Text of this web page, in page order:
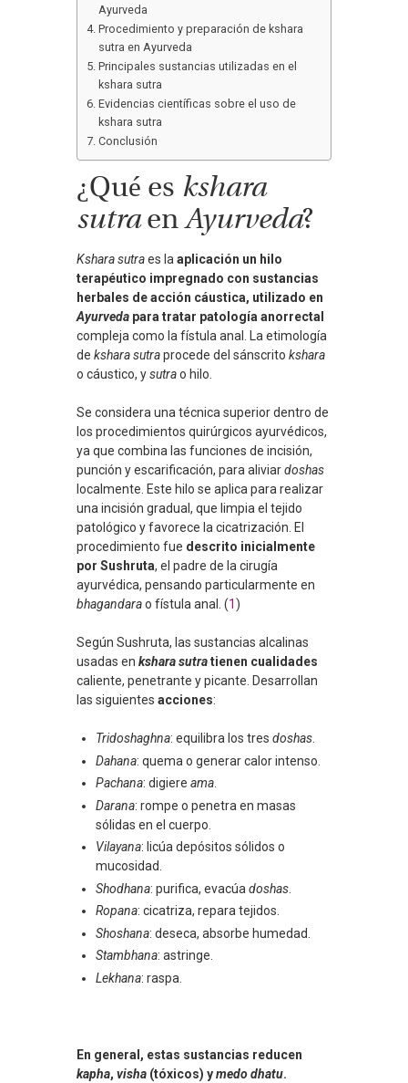
Ayurveda
Procedimiento y preparación de kshara
sutra en Ayurveda
Principales sustancias utilizadas en el
kshara sutra
Evidencias científicas sobre el uso de
kshara sutra
Conclusión
¿Qué es kshara
sutraenAyurveda?
Kshara sutraes laaplicación un hilo
terapéutico impregnado con sustancias
herbales de acción cáustica, utilizado en
Ayurveda para tratar patología anorrectal
compleja como la fístula anal. La etimología
de kshara sutraprocede del sánscrito kshara
o cáustico, ysutrao hilo.
Se considera una técnica superior dentro de
los procedimientos quirúrgicos ayurvédicos,
ya que combina las funciones de incisión,
punción y escarificación, para aliviardoshas
localmente. Este hilo se aplica para realizar
una incisión gradual, que limpia el tejido
patológico y favorece la cicatrización. El
procedimiento fue descrito inicialmente
por Sushruta, el padre de la cirugía
ayurvédica, pensando particularmente en
bhagandarao fístula anal. (1)
Según Sushruta, las sustancias alcalinas
usadas en kshara sutratienen cualidades
caliente, penetrante y picante. Desarrollan
las siguientes acciones:
Tridoshaghna: equilibra los tres doshas.
Dahana: quema o generar calor intenso.
Pachana: digiere ama.
Darana: rompe o penetra en masas
sólidas en el cuerpo.
Vilayana: licúa depósitos sólidos o
mucosidad.
Shodhana: purifica, evacúa doshas
Ropana: cicatriza, repara tejidos.
Shoshana: deseca, absorbe humedad.
Stambhana: astringe.
Lekhana: raspa.
En general, estas sustancias reducen
kapha, visha (tóxicos) ymedo dhatu.